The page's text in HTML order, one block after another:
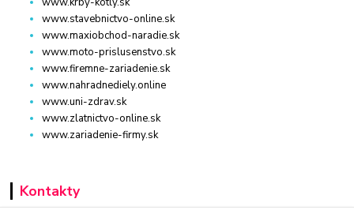
www.stavebnictvo-online.sk
www.maxiobchod-naradie.sk
www.moto-prislusenstvo.sk
www.firemne-zariadenie.sk
www.nahradnediely.online
www.uni-zdrav.sk
www.zlatnictvo-online.sk
www.zariadenie-firmy.sk
Kontakty